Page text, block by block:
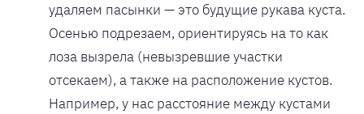
удаляем пасынки — это будущие рукава куста.
Осенью подрезаем, ориентируясь на то как
лоза вызрела (невызревшие участки
отсекаем), а также на расположение кустов.
Например, у нас расстояние между кустами